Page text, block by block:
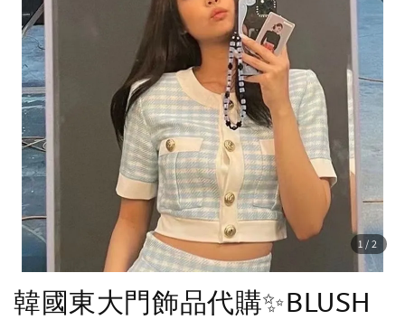
1 /2
韓國東大門飾品代購✨BLUSH